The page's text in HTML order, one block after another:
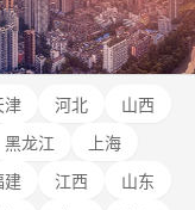
津 河北
山西
黑龙江
上海
建 江西
山东